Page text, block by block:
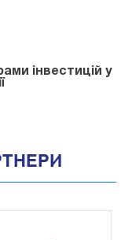
інвестицій у